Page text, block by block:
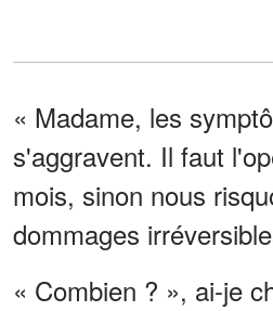
« Madame, les
s'aggravent. Il faut
mois, sinon nous
dommages
« Combien ? », ai-je